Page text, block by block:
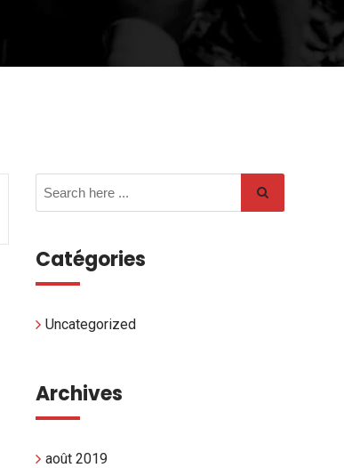
Catégories
Uncategorized
Archives
août 2019